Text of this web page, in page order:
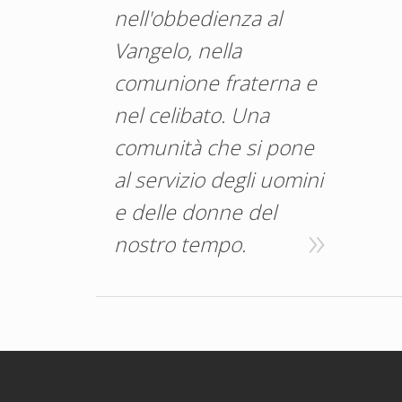
nell'obbedienza al
Vangelo, nella
comunione fraterna e
nel celibato. Una
comunità che si pone
al servizio degli uomini
e delle donne del
nostro tempo.